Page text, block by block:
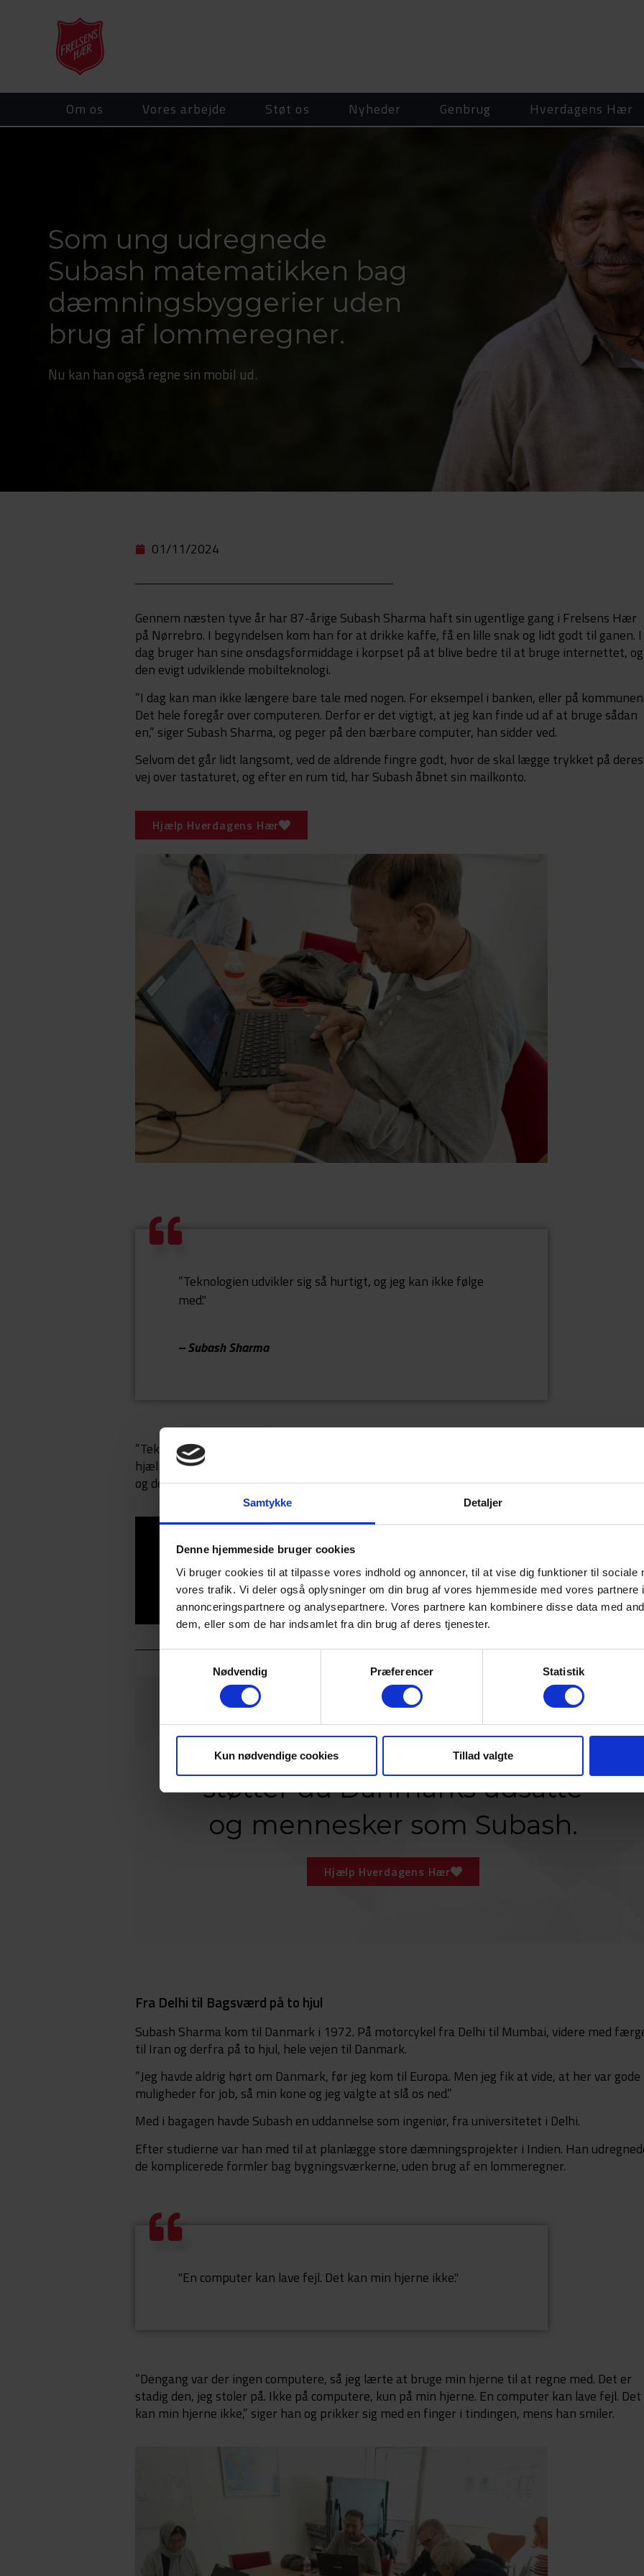
Samtykke Detaljer
Denne hjemmeside bruger cookies
Vi bruger cookies til at tilpasse vores indhold og annoncer, til at vise dig funktioner til sociale
vores trafik. Vi deler også oplysninger om din brug af vores hjemmeside med vores partnere
annonceringspartnere og analysepartnere. Vores partnere kan kombinere disse data med
dem, eller som de har indsamlet fra din brug af deres tjenester.
Nødvendig
Præferencer Statistik
Kun nødvendige cookies Tillad valgte
Om os Vores arbejde Støt os Nyheder Genbrug Hverdagens Hær
Som ung udregnede
Subash matematikken bag
dæmningsbyggerier uden
brug af lommeregner.
Nu kan han også regne sin mobil ud.
01/11/2024
Gennem næsten tyve år har 87-årige Subash Sharma haft sin ugentlige gang i Frelsens Hær
på Nørrebro. I begyndelsen kom han for at drikke kaffe, få en lille snak og lidt godt til ganen. I
dag bruger han sine onsdagsformiddage i korpset på at blive bedre til at bruge internettet, og
den evigt udviklende mobilteknologi.
”I dag kan man ikke længere bare tale med nogen. For eksempel i banken, eller på
Det hele foregår over computeren. Derfor er det vigtigt, at jeg kan finde ud af at bruge sådan
en,” siger Subash Sharma, og peger på den bærbare computer, han sidder ved.
Selvom det går lidt langsomt, ved de aldrende fingre godt, hvor de skal lægge trykket på deres
vej over tastaturet, og efter en rum tid, har Subash åbnet sin mailkonto.
Hjælp Hverdagens Hær
”Teknologien udvikler sig så hurtigt, og jeg kan ikke følge
med."
– Subash Sharma
”Teknologien udvikler sig så hurtigt, og jeg kan ikke følge med. Jeg kan naturligvis spørge om
hjælp, men det er ikke rart altid at skulle have hjælp til alting. Det gør mig afhængig af andre,
og det kan ingen lide at være hele tiden,” siger han.
Når du støtter Frelsens Hær,
støtter du Danmarks udsatte
og mennesker som Subash.
Hjælp Hverdagens Hær
Fra Delhi til Bagsværd på to hjul
Subash Sharma kom til Danmark i 1972. På motorcykel fra Delhi til Mumbai, videre med
til Iran og derfra på to hjul, hele vejen til Danmark.
”Jeg havde aldrig hørt om Danmark, før jeg kom til Europa. Men jeg fik at vide, at her var gode
muligheder for job, så min kone og jeg valgte at slå os ned.”
Med i bagagen havde Subash en uddannelse som ingeniør, fra universitetet i Delhi.
Efter studierne var han med til at planlægge store dæmningsprojekter i Indien. Han
de komplicerede formler bag bygningsværkerne, uden brug af en lommeregner.
"En computer kan lave fejl. Det kan min hjerne ikke."
”Dengang var der ingen computere, så jeg lærte at bruge min hjerne til at regne med. Det er
stadig den, jeg stoler på. Ikke på computere, kun på min hjerne. En computer kan lave fejl. Det
kan min hjerne ikke,” siger han og prikker sig med en finger i tindingen, mens han smiler.